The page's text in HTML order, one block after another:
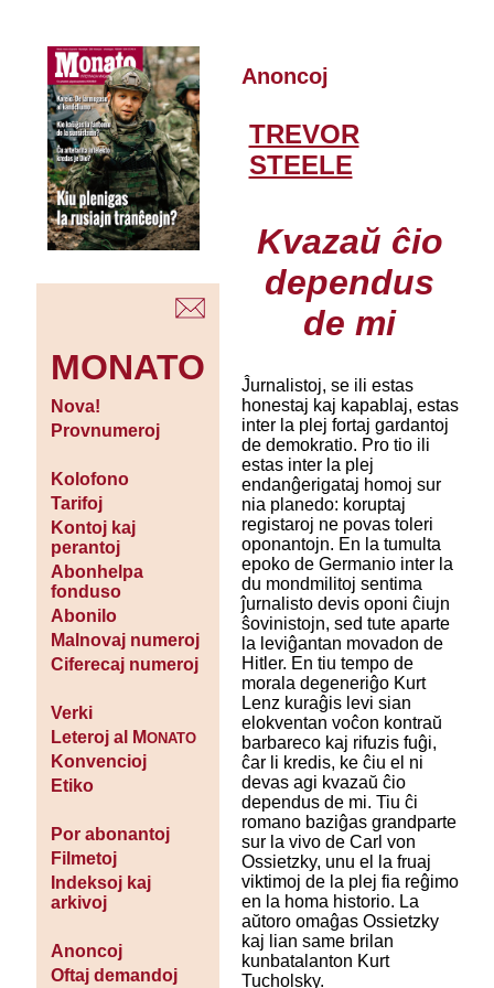
MONATO
Nova!
Provnumeroj
Kolofono
Tarifoj
Kontoj kaj
perantoj
Abonhelpa
fonduso
Abonilo
Malnovaj numeroj
Ciferecaj numeroj
Verki
Leteroj al MONATO
Konvencioj
Etiko
Por abonantoj
Filmetoj
Indeksoj kaj
arkivoj
Anoncoj
Oftaj demandoj
Anoncoj
TREVOR
STEELE
Kvazaŭ ĉio
dependus
de mi
Ĵurnalistoj, se ili estas
honestaj kaj kapablaj, estas
inter la plej fortaj gardantoj
de demokratio. Pro tio ili
estas inter la plej
endanĝerigataj homoj sur
nia planedo: koruptaj
registaroj ne povas toleri
oponantojn. En la tumulta
epoko de Germanio inter la
du mondmilitoj sentima
ĵurnalisto devis oponi ĉiujn
ŝovinistojn, sed tute aparte
la leviĝantan movadon de
Hitler. En tiu tempo de
morala degeneriĝo Kurt
Lenz kuraĝis levi sian
elokventan voĉon kontraŭ
barbareco kaj rifuzis fuĝi,
ĉar li kredis, ke ĉiu el ni
devas agi kvazaŭ ĉio
dependus de mi. Tiu ĉi
romano baziĝas grandparte
sur la vivo de Carl von
Ossietzky, unu el la fruaj
viktimoj de la plej fia reĝimo
en la homa historio. La
aŭtoro omaĝas Ossietzky
kaj lian same brilan
kunbatalanton Kurt
Tucholsky.